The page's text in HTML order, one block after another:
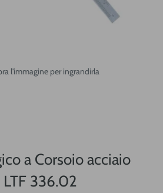
l'immagine per ingrandirla
a Corsoio acciaio
336.02